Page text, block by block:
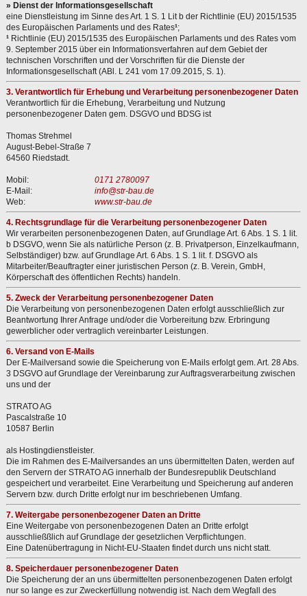
» Dienst der Informationsgesellschaft
eine Dienstleistung im Sinne des Art. 1 S. 1 Lit b der Richtlinie (EU) 2015/1535
des Europäischen Parlaments und des Rates¹;
¹ Richtlinie (EU) 2015/1535 des Europäischen Parlaments und des Rates vom
9. September 2015 über ein Informationsverfahren auf dem Gebiet der
technischen Vorschriften und der Vorschriften für die Dienste der
Informationsgesellschaft (ABl. L 241 vom 17.09.2015, S. 1).
3. Verantwortlich für Erhebung und Verarbeitung personenbezogener Daten
Verantwortlich für die Erhebung, Verarbeitung und Nutzung
personenbezogener Daten gem. DSGVO und BDSG ist
Thomas Strehmel
August-Bebel-Straße 7
64560 Riedstadt.
Mobil:
0171 2780097
E-Mail:
info@str-bau.de
Web:
www.str-bau.de
4. Rechtsgrundlage für die Verarbeitung personenbezogener Daten
Wir verarbeiten personenbezogenen Daten, auf Grundlage Art. 6 Abs. 1 S. 1 lit.
b DSGVO, wenn Sie als natürliche Person (z. B. Privatperson, Einzelkaufmann,
Selbständiger) bzw. auf Grundlage Art. 6 Abs. 1 S. 1 lit. f. DSGVO als
Mitarbeiter/Beauftragter einer juristischen Person (z. B. Verein, GmbH,
Körperschaft des öffentlichen Rechts) handeln.
5. Zweck der Verarbeitung personenbezogener Daten
Die Verarbeitung von personenbezogenen Daten erfolgt ausschließlich zur
Beantwortung Ihrer Anfrage und/oder die Vorbereitung bzw. Erbringung
gewerblicher oder vertraglich vereinbarter Leistungen.
6. Versand von E-Mails
Der E-Mailversand sowie die Speicherung von E-Mails erfolgt gem. Art. 28 Abs.
3 DSGVO auf Grundlage der Vereinbarung zur Auftragsverarbeitung zwischen
uns und der
STRATO AG
Pascalstraße 10
10587 Berlin
als Hostingdienstleister.
Die im Rahmen des E-Mailversandes an uns übermittelten Daten, werden auf
den Servern der STRATO AG innerhalb der Bundesrepublik Deutschland
gespeichert und verarbeitet. Eine Verarbeitung und Speicherung auf anderen
Servern bzw. durch Dritte erfolgt nur im beschriebenen Umfang.
7. Weitergabe personenbezogener Daten an Dritte
Eine Weitergabe von personenbezogenen Daten an Dritte erfolgt
ausschließßlich auf Grundlage der gesetzlichen Verpflichtungen.
Eine Datenübertragung in Nicht-EU-Staaten findet durch uns nicht statt.
8. Speicherdauer personenbezogener Daten
Die Speicherung der an uns übermittelten personenbezogenen Daten erfolgt
nur so lange es zur Zweckerfüllung notwendig ist. Nach dem Wegfall des